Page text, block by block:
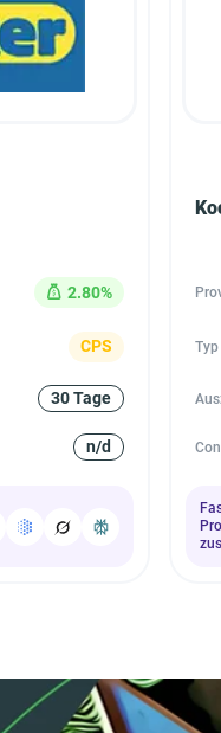
2.80%
CPS
30 Tage
n/d
Typ